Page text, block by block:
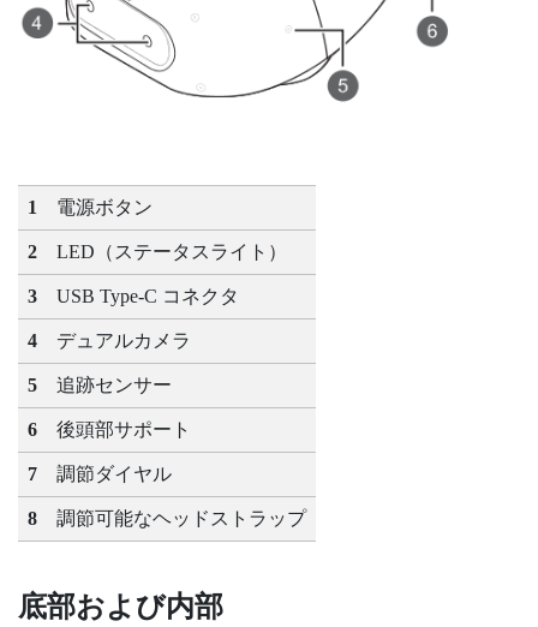
1 電源ボタン
2 LED（ステータスライト）
3 USB Type-C コネクタ
4 デュアルカメラ
5 追跡センサー
6 後頭部サポート
7 調節ダイヤル
8 調節可能なヘッドストラップ
底部および内部